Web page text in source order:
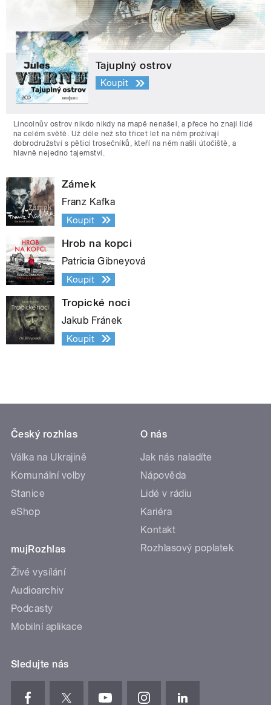
Tajuplný ostrov
Koupit
Lincolnův ostrov nikdo nikdy na mapě nenašel, a přece ho znají lidé
na celém světě. Už déle než sto třicet let na něm prožívají
dobrodružství s pěticí trosečníků, kteří na něm našli útočiště, a
hlavně nejedno tajemství.
Zámek
Franz Kafka
Koupit
Hrob na kopci
Patricia Gibneyová
Koupit
Tropické noci
Jakub Fránek
Koupit
Český rozhlas
Válka na Ukrajině
Komunální volby
Stanice
eShop
mujRozhlas
Živé vysílání
Audioarchiv
Podcasty
Mobilní aplikace
O nás
Jak nás naladíte
Nápověda
Lidé v rádiu
Kariéra
Kontakt
Rozhlasový poplatek
Sledujte nás